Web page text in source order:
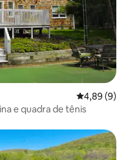
4,89 de uma
4,89 (9)
e quadra de tênis